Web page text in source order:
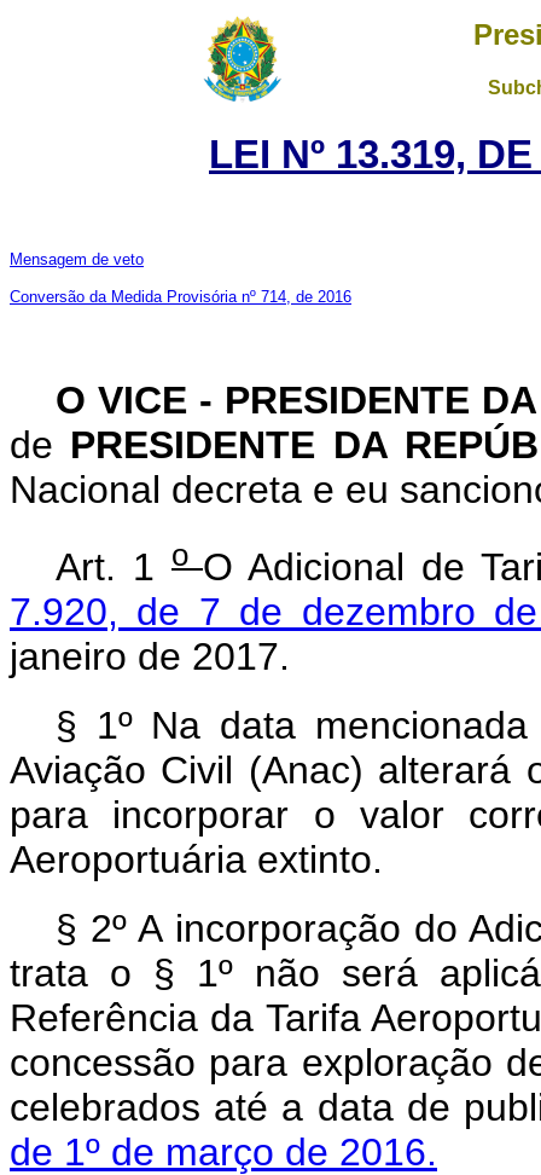
LEI Nº 13.319,
Mensagem de veto
Conversão da Medida Provisória nº 714, de 2016
O VICE - PRESIDENTE
de PRESIDENTE DA
Nacional decreta e eu
Art. 1 o O Adicional de
7.920, de 7 de dezembro
janeiro de 2017.
§ 1º Na data
Aviação Civil (Anac) alterará
para incorporar o valor
Aeroportuária extinto.
§ 2º A incorporação do
trata o § 1º não será
Referência da Tarifa
concessão para exploração
celebrados até a data de
de 1º de março de 2016.